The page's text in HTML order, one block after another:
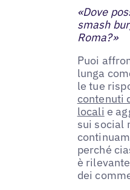
«Dove
smash
Roma?»
Puoi
lunga
le tue
contenuti
locali e
sui social
perché
è
dei